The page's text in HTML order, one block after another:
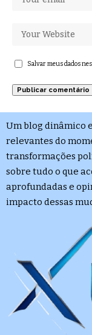
Salvar meus dados
Um blog dinâmico
relevantes do
transformações
sobre tudo o que
aprofundadas e
impacto dessas